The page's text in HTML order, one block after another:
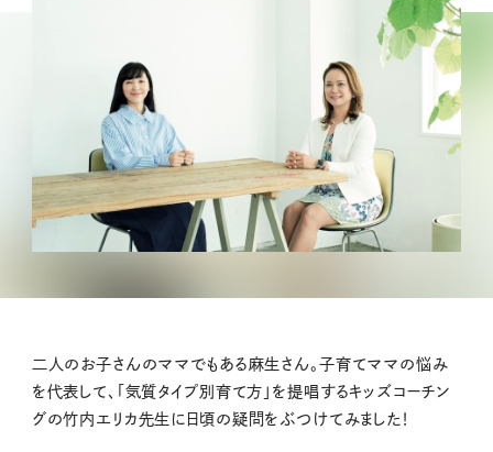
二人のお子さんのママでもある麻生さん。子育てママの悩み
を代表して、「気質タイプ別育て方」を提唱するキッズコーチン
グの竹内エリカ先生に日頃の疑問をぶつけてみました！